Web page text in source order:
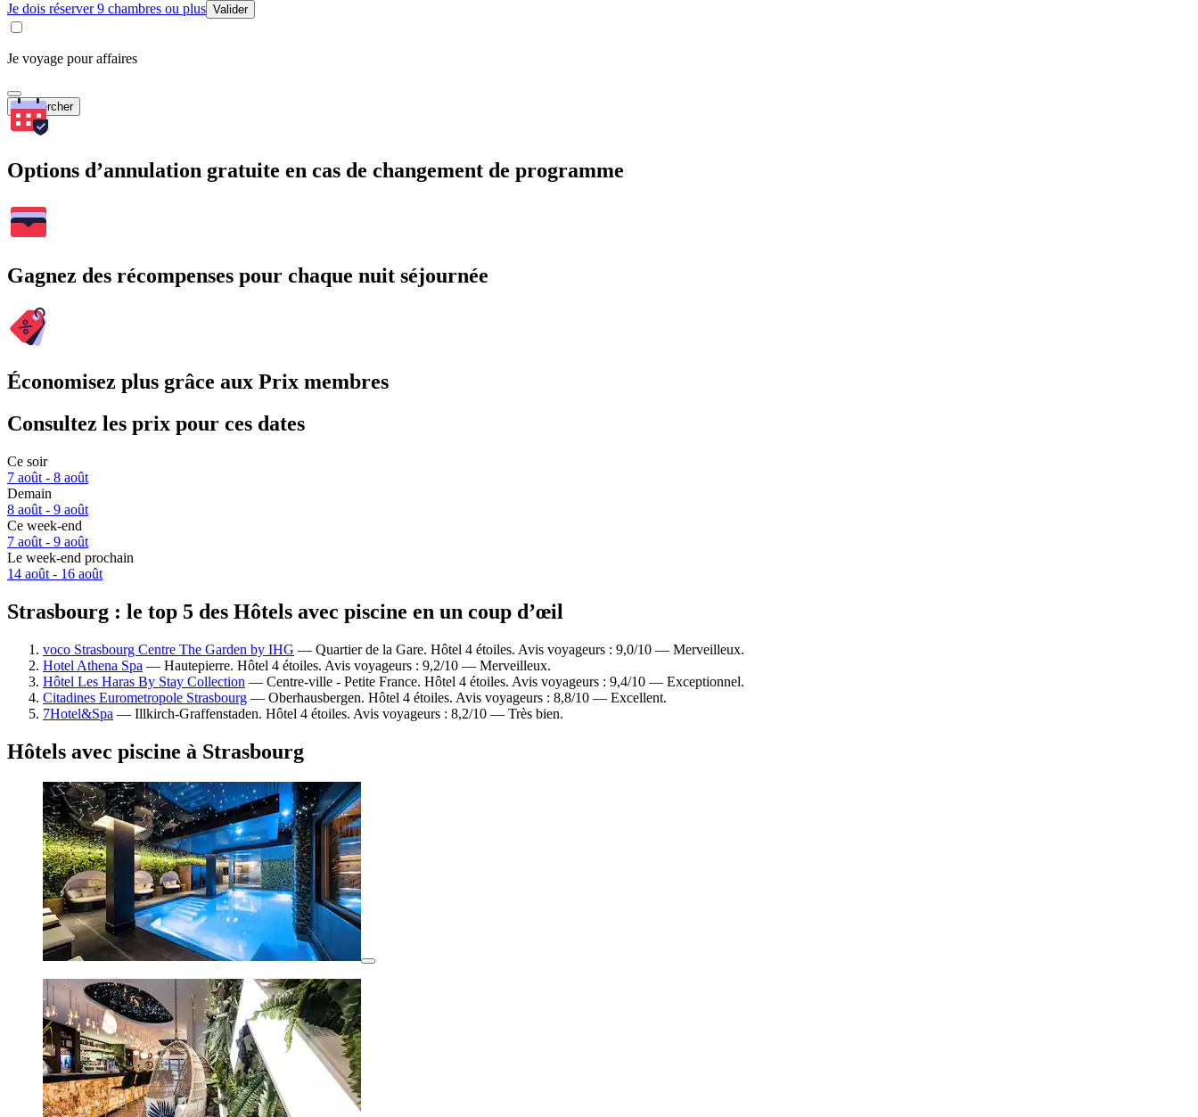
Je dois réserver 9 chambres ou plus Valider
Je voyage pour affaires
Rechercher
Options d’annulation gratuite en cas de changement de programme
Gagnez des récompenses pour chaque nuit séjournée
Économisez plus grâce aux Prix membres
Consultez les prix pour ces dates
Ce soir
7 août - 8 août
Demain
8 août - 9 août
Ce week-end
7 août - 9 août
Le week-end prochain
14 août - 16 août
Strasbourg : le top 5 des Hôtels avec piscine en un coup d’œil
voco Strasbourg Centre The Garden by IHG — Quartier de la Gare. Hôtel 4 étoiles. Avis voyageurs : 9,0/10 — Merveilleux.
Hotel Athena Spa — Hautepierre. Hôtel 4 étoiles. Avis voyageurs : 9,2/10 — Merveilleux.
Hôtel Les Haras By Stay Collection — Centre-ville - Petite France. Hôtel 4 étoiles. Avis voyageurs : 9,4/10 — Exceptionnel.
Citadines Eurometropole Strasbourg — Oberhausbergen. Hôtel 4 étoiles. Avis voyageurs : 8,8/10 — Excellent.
7Hotel&Spa — Illkirch-Graffenstaden. Hôtel 4 étoiles. Avis voyageurs : 8,2/10 — Très bien.
Hôtels avec piscine à Strasbourg